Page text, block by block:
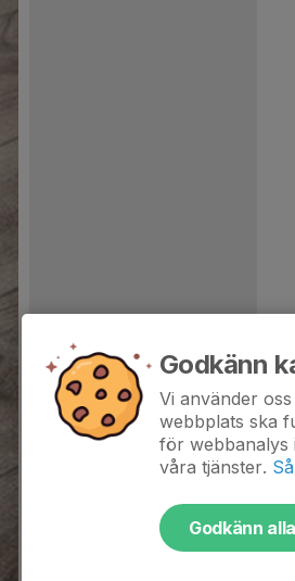
Godkänn
Vi använder
webbplats ska
för webbanalys
våra tjänster.
Godkänn